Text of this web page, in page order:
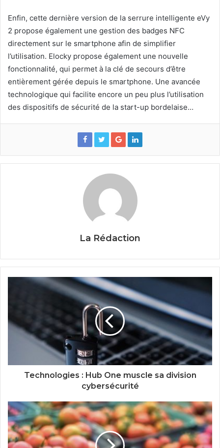
Enfin, cette dernière version de la serrure intelligente eVy
2 propose également une gestion des badges NFC
directement sur le smartphone afin de simplifier
l’utilisation. Elocky propose également une nouvelle
fonctionnalité, qui permet à la clé de secours d’être
entièrement gérée depuis le smartphone. Une avancée
technologique qui facilite encore un peu plus l’utilisation
des dispositifs de sécurité de la start-up bordelaise…
La Rédaction
Technologies : Hub One muscle sa division
cybersécurité